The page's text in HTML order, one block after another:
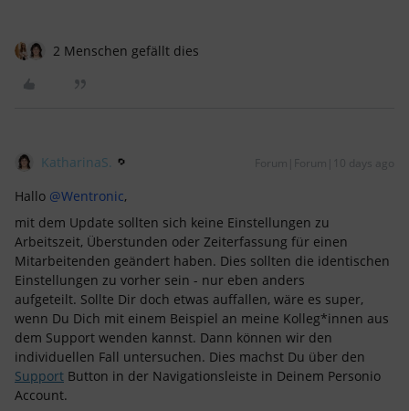
2 Menschen gefällt dies
KatharinaS. Forum|Forum|10 days ago
Hallo ​ @Wentronic,
mit dem Update sollten sich keine Einstellungen zu
Arbeitszeit, Überstunden oder Zeiterfassung für einen
Mitarbeitenden geändert haben. Dies sollten die identischen
Einstellungen zu vorher sein - nur eben anders
aufgeteilt. Sollte Dir doch etwas auffallen, wäre es super,
wenn Du Dich mit einem Beispiel an meine Kolleg*innen aus
dem Support wenden kannst. Dann können wir den
individuellen Fall untersuchen. Dies machst Du über den
Support Button in der Navigationsleiste in Deinem Personio
Account.